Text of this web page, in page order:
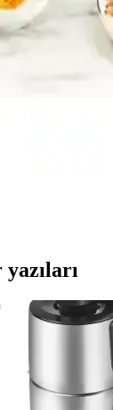
ve
ve Schafer
ve